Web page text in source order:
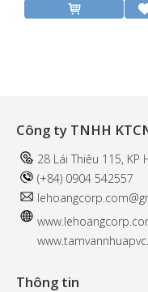
Công ty TNHH
28 Lái Thiêu 115, KP
(+84) 0904 542557
l
www.
Thông tin